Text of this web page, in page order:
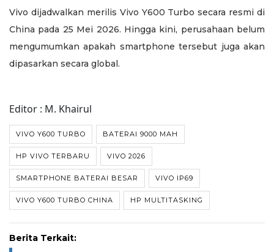
Vivo dijadwalkan merilis Vivo Y600 Turbo secara resmi di
China pada 25 Mei 2026. Hingga kini, perusahaan belum
mengumumkan apakah smartphone tersebut juga akan
dipasarkan secara global.
Editor : M. Khairul
VIVO Y600 TURBO BATERAI 9000 MAH
HP VIVO TERBARU VIVO 2026
SMARTPHONE BATERAI BESAR VIVO IP69
VIVO Y600 TURBO CHINA HP MULTITASKING
Berita Terkait: